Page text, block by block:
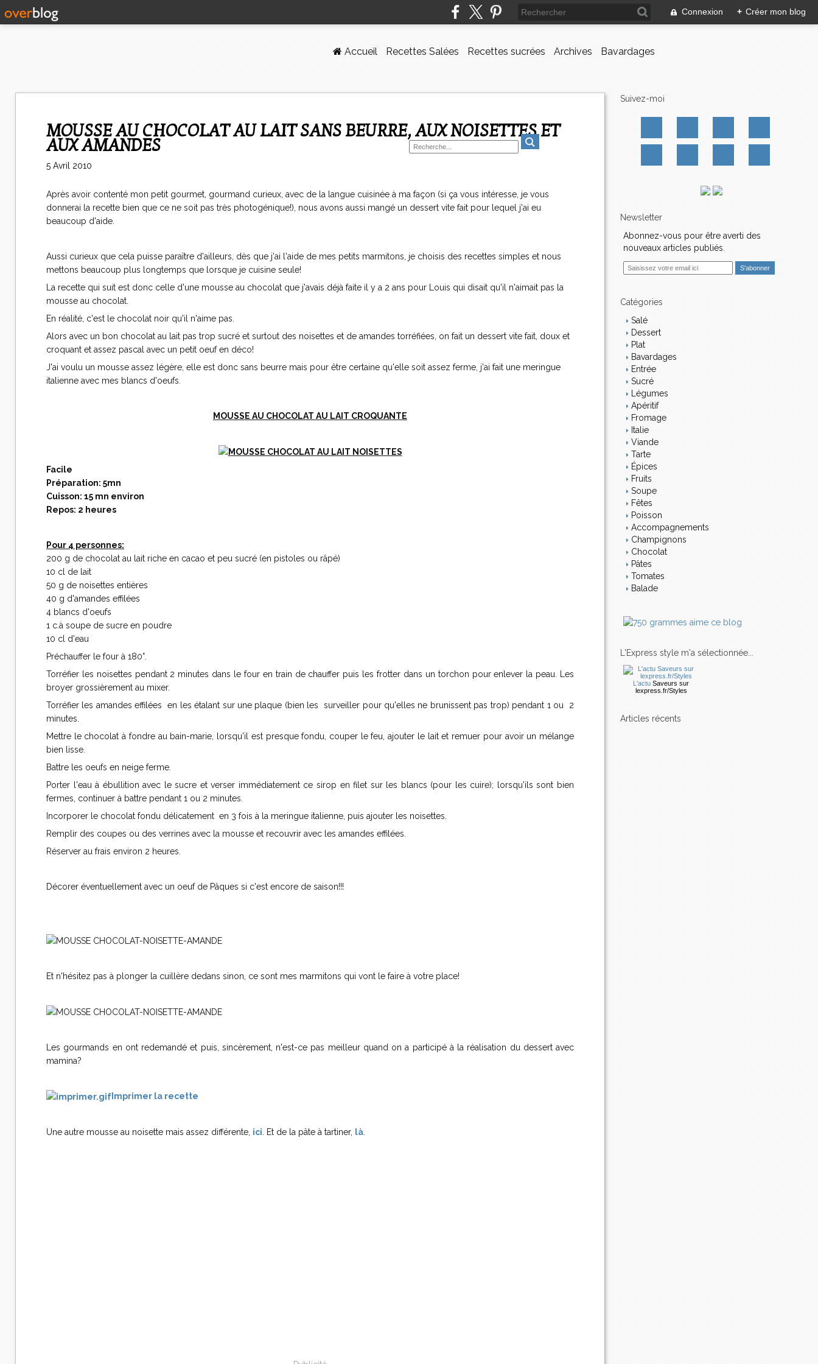
Connexion + Créer mon blog
Accueil Recettes Salées Recettes sucrées Archives Bavardages
MOUSSE AU CHOCOLAT AU LAIT SANS BEURRE, AUX NOISETTES ET
AUX AMANDES
5 Avril 2010
Après avoir contenté mon petit gourmet, gourmand curieux, avec de la langue cuisinée à ma façon (si ça vous intéresse, je vous
donnerai la recette bien que ce ne soit pas très photogénique!), nous avons aussi mangé un dessert vite fait pour lequel j'ai eu
beaucoup d'aide.
Aussi curieux que cela puisse paraître d'ailleurs, dès que j'ai l'aide de mes petits marmitons, je choisis des recettes simples et nous
mettons beaucoup plus longtemps que lorsque je cuisine seule!
La recette qui suit est donc celle d'une mousse au chocolat que j'avais déjà faite il y a 2 ans pour Louis qui disait qu'il n'aimait pas la
mousse au chocolat.
En réalité, c'est le chocolat noir qu'il n'aime pas.
Alors avec un bon chocolat au lait pas trop sucré et surtout des noisettes et de amandes torréfiées, on fait un dessert vite fait, doux et
croquant et assez pascal avec un petit oeuf en déco!
J'ai voulu un mousse assez légère, elle est donc sans beurre mais pour être certaine qu'elle soit assez ferme, j'ai fait une meringue
italienne avec mes blancs d'oeufs.
MOUSSE AU CHOCOLAT AU LAIT CROQUANTE
Facile
Préparation: 5mn
Cuisson: 15 mn environ
Repos: 2 heures
Pour 4 personnes:
200 g de chocolat au lait riche en cacao et peu sucré (en pistoles ou râpé)
10 cl de lait
50 g de noisettes entières
40 g d'amandes effilées
4 blancs d'oeufs
1 c.à soupe de sucre en poudre
10 cl d'eau
Préchauffer le four à 180°.
Torréfier les noisettes pendant 2 minutes dans le four en train de chauffer puis les frotter dans un torchon pour enlever la peau. Les
broyer grossièrement au mixer.
Torréfier les amandes effilées en les étalant sur une plaque (bien les surveiller pour qu'elles ne brunissent pas trop) pendant 1 ou 2
minutes.
Mettre le chocolat à fondre au bain-marie, lorsqu'il est presque fondu, couper le feu, ajouter le lait et remuer pour avoir un mélange
bien lisse.
Battre les oeufs en neige ferme.
Porter l'eau à ébullition avec le sucre et verser immédiatement ce sirop en filet sur les blancs (pour les cuire); lorsqu'ils sont bien
fermes, continuer à battre pendant 1 ou 2 minutes.
Incorporer le chocolat fondu délicatement en 3 fois à la meringue italienne, puis ajouter les noisettes.
Remplir des coupes ou des verrines avec la mousse et recouvrir avec les amandes effilées.
Réserver au frais environ 2 heures.
Décorer éventuellement avec un oeuf de Pâques si c'est encore de saison!!!
Et n'hésitez pas à plonger la cuillère dedans sinon, ce sont mes marmitons qui vont le faire à votre place!
Les gourmands en ont redemandé et puis, sincèrement, n'est-ce pas meilleur quand on a participé à la réalisation du dessert avec
mamina?
Imprimer la recette
Une autre mousse au noisette mais assez différente, ici. Et de la pâte à tartiner, là.
Suivez-moi
Newsletter
Abonnez-vous pour être averti des
nouveaux articles publiés.
i Catégories
Salé
Dessert
Plat
Bavardages
Entrée
Sucré
Légumes
Apéritif
Fromage
Italie
Viande
Tarte
Épices
Fruits
Soupe
Fêtes
Poisson
Accompagnements
Champignons
Chocolat
Pâtes
Tomates
Balade
L'Express style m'a sélectionnée...
L'actu Saveurs sur
lexpress.fr/Styles
articles récents